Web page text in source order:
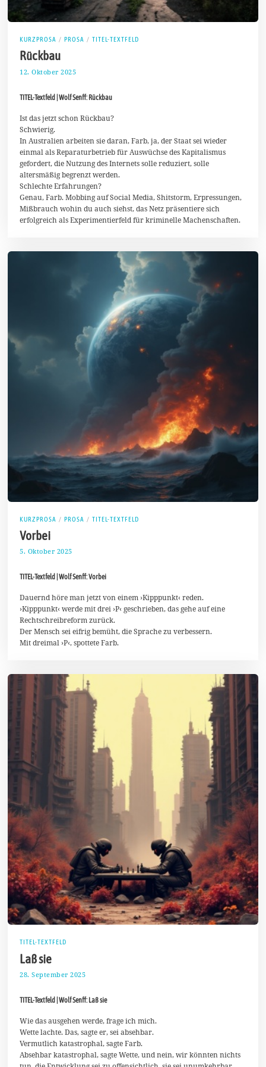
KURZPROSA / PROSA / TITEL-TEXTFELD
Rückbau
12. Oktober 2025
O
t
e
r
2
2
5
TITEL-Textfeld | Wolf Senff: Rückbau
Ist das jetzt schon Rückbau?
Schwierig.
In Australien arbeiten sie daran, Farb, ja, der Staat sei wieder
einmal als Reparaturbetrieb für Auswüchse des Kapitalismus
gefordert, die Nutzung des Internets solle reduziert, solle
altersmäßig begrenzt werden.
Schlechte Erfahrungen?
Genau, Farb. Mobbing auf Social Media, Shitstorm, Erpressungen,
Mißbrauch wohin du auch siehst, das Netz präsentiere sich
erfolgreich als Experimentierfeld für kriminelle Machenschaften.
KURZPROSA / PROSA / TITEL-TEXTFELD
Vorbei
5. Oktober 2025
O
t
b
e
r
2
TITEL-Textfeld | Wolf Senff: Vorbei
Dauernd höre man jetzt von einem ›Kipppunkt‹ reden.
›Kipppunkt‹ werde mit drei ›P‹ geschrieben, das gehe auf eine
Rechtschreibreform zurück.
Der Mensch sei eifrig bemüht, die Sprache zu verbessern.
Mit dreimal ›P‹, spottete Farb.
TITEL-TEXTFELD
Laß sie
28. September 2025
k
o
e
r
2
0
TITEL-Textfeld | Wolf Senff: Laß sie
Wie das ausgehen werde, frage ich mich.
Wette lachte. Das, sagte er, sei absehbar.
Vermutlich katastrophal, sagte Farb.
Absehbar katastrophal, sagte Wette, und nein, wir könnten nichts